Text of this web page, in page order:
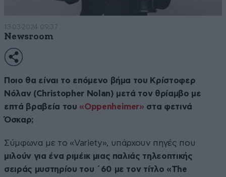
13·03·2024 09:37
Newsroom
Ποιο θα είναι το επόμενο βήμα του Κρίστοφερ
Νόλαν (Christopher Nolan) μετά τον θρίαμβο με
επτά βραβεία του «Oppenheimer» στα φετινά
Όσκαρ;
Σύμφωνα με το «Variety», υπάρχουν πηγές που
μιλούν για ένα ριμέικ μιας παλιάς τηλεοπτικής
σειράς μυστηρίου του ΄60 με τον τίτλο «The